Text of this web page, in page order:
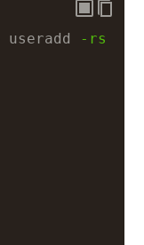
useradd -rs